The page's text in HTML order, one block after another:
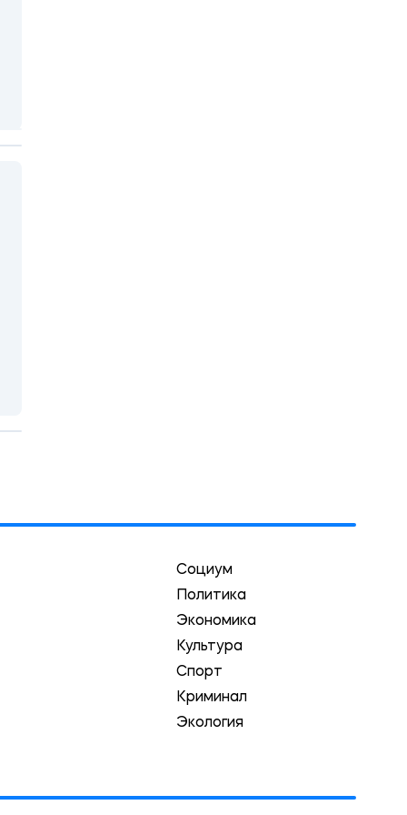
Социум
Политика
Экономика
Культура
Спорт
Криминал
Экология